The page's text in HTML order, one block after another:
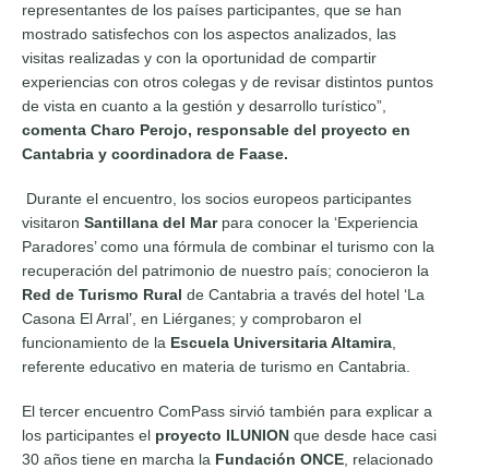
representantes de los países participantes, que se han
mostrado satisfechos con los aspectos analizados, las
visitas realizadas y con la oportunidad de compartir
experiencias con otros colegas y de revisar distintos puntos
de vista en cuanto a la gestión y desarrollo turístico”,
comenta Charo Perojo, responsable del proyecto en
Cantabria y coordinadora de Faase.
Durante el encuentro, los socios europeos participantes
visitaron Santillana del Mar para conocer la ‘Experiencia
Paradores’ como una fórmula de combinar el turismo con la
recuperación del patrimonio de nuestro país; conocieron la
Red de Turismo Rural de Cantabria a través del hotel ‘La
Casona El Arral’, en Liérganes; y comprobaron el
funcionamiento de la Escuela Universitaria Altamira
referente educativo en materia de turismo en Cantabria.
El tercer encuentro ComPass sirvió también para explicar a
los participantes el proyecto ILUNION que desde hace casi
30 años tiene en marcha la Fundación ONCE , relacionado